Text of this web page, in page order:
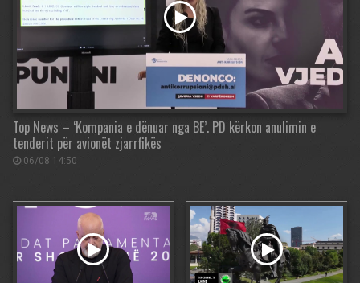
Top News – ‘Kompania e dënuar nga BE’. PD kërkon anulimin e
tenderit për avionët zjarrfikës
06/08 14:50